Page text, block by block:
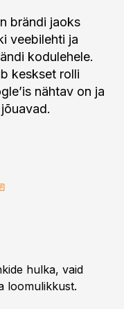
brändi jaoks
veebilehti ja
kodulehele.
keskset rolli
nähtav on ja
hulka, vaid
loomulikkust.